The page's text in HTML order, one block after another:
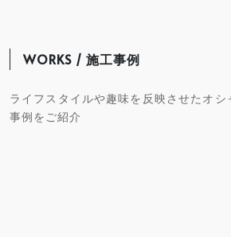
WORKS / 施工事例
ライフスタイルや趣味を反映させたオ
事例をご紹介